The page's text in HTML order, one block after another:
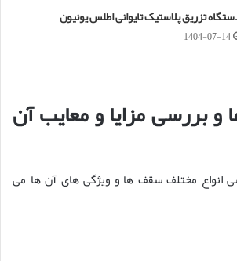
تزریق پلاستیک تایوانی اطلس یونیون
1404-07-14
و بررسی مزایا و معایب آن
انواع مختلف سقف ها و ویژگی های آن ها می